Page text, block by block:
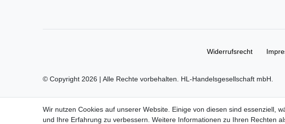
Widerrufs­recht
© Copyright 2026 | Alle Rechte vorbehalten. HL-Handelsgesellschaft mbH.
Alle Markennamen, Warenzeichen sowie sämtliche Produktbilder und
Preise nur für registrierte Händler, ansonsten zeigt der Shop 0,00 €
Wir nutzen Cookies auf unserer Website. Einige von diesen sind essenziell,
und Ihre Erfahrung zu verbessern. Weitere Informationen zu Ihren Rechten